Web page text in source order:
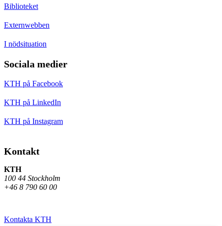
Biblioteket
Externwebben
I nödsituation
Sociala medier
KTH på Facebook
KTH på LinkedIn
KTH på Instagram
Kontakt
KTH
100 44 Stockholm
+46 8 790 60 00
Kontakta KTH